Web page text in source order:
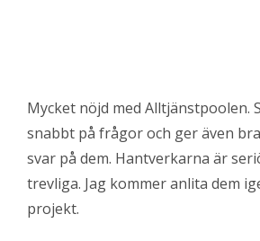
Mycket nöjd med Alltjänstpoolen.
snabbt på frågor och ger även
svar på dem. Hantverkarna är
trevliga. Jag kommer anlita dem
projekt.